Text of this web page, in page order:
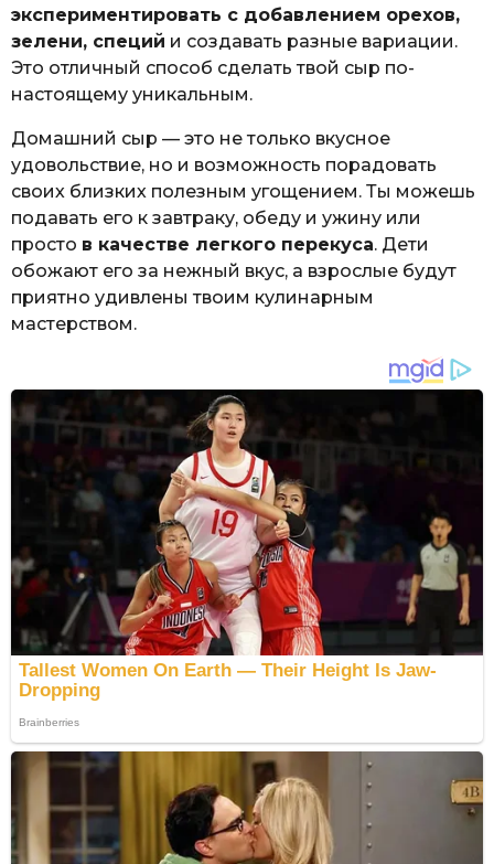
экспериментировать с добавлением орехов,
зелени, специй и создавать разные вариации.
Это отличный способ сделать твой сыр по-
настоящему уникальным.
Домашний сыр — это не только вкусное
удовольствие, но и возможность порадовать
своих близких полезным угощением. Ты можешь
подавать его к завтраку, обеду и ужину или
просто в качестве легкого перекуса. Дети
обожают его за нежный вкус, а взрослые будут
приятно удивлены твоим кулинарным
мастерством.